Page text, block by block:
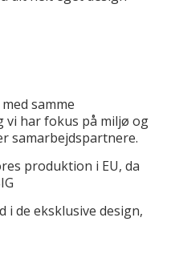
samme
vi har fokus på miljø og
samarbejdspartnere.
produktion i EU, da
i de eksklusive design,